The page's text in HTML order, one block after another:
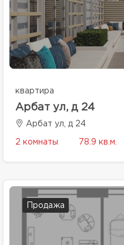
квартира
Арбат ул, д 24
Арбат ул, д 24
2 комнаты 78.9 кв.м.
Продажа